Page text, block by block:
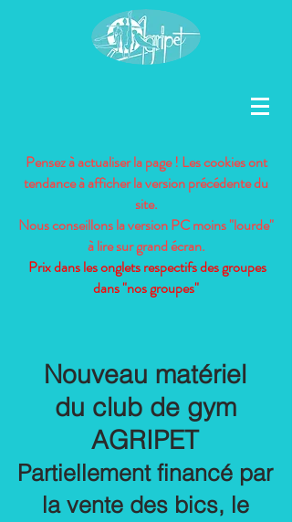
Pensez à actualiser la page ! Les cookies ont
tendance à afficher la version précédente du
site.
Nous conseillons la version PC moins "lourde"
à lire sur grand écran.
Prix dans les onglets respectifs des groupes
dans "nos groupes"
Nouveau matériel
du club de gym
AGRIPET
Partiellement financé par
la vente des bics, le